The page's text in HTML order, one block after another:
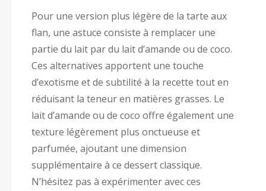
Pour une version plus légère de la tarte aux
flan, une astuce consiste à remplacer une
partie du lait par du lait d’amande ou de coco.
Ces alternatives apportent une touche
d’exotisme et de subtilité à la recette tout en
réduisant la teneur en matières grasses. Le
lait d’amande ou de coco offre également une
texture légèrement plus onctueuse et
parfumée, ajoutant une dimension
supplémentaire à ce dessert classique.
N’hésitez pas à expérimenter avec ces